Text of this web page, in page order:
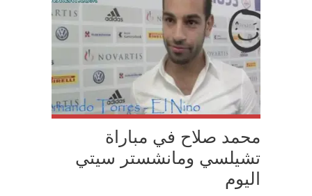
محمد صلاح في مباراة
تشيلسي ومانشستر سيتي
اليوم